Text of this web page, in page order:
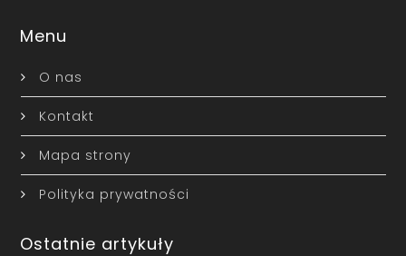
Menu
O nas
Kontakt
Mapa strony
Polityka prywatności
Ostatnie artykuły